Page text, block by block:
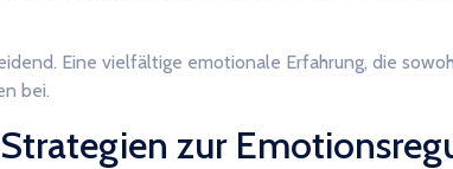
Eine vielfältige emotionale Erfahrung, die
bei.
zur